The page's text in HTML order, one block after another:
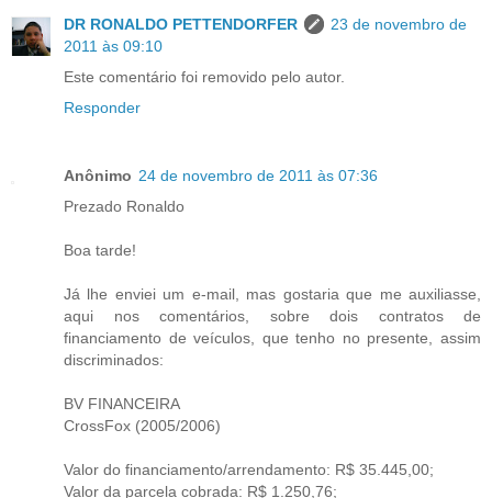
DR RONALDO PETTENDORFER
23 de novembro de
2011 às 09:10
Este comentário foi removido pelo autor.
Responder
Anônimo 24 de novembro de 2011 às 07:36
Prezado Ronaldo
Boa tarde!
Já lhe enviei um e-mail, mas gostaria que me auxiliasse,
aqui nos comentários, sobre dois contratos de
financiamento de veículos, que tenho no presente, assim
discriminados:
BV FINANCEIRA
CrossFox (2005/2006)
Valor do financiamento/arrendamento: R$ 35.445,00;
Valor da parcela cobrada: R$ 1.250,76;